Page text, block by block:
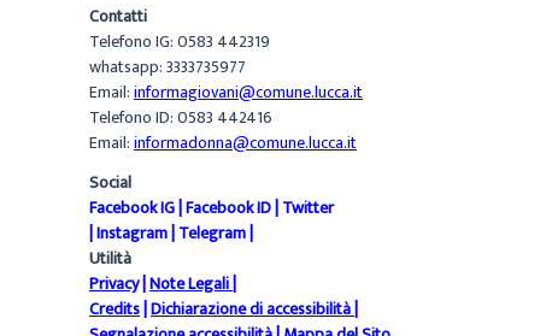
Contatti
Telefono IG: 0583 442319
whatsapp: 3333735977
Email:informagiovani@comune.lucca.it
Telefono ID: 0583 442416
Email:informadonna@comune.lucca.it
Social
Facebook IG|Facebook ID|Twitter
|Instagram|Telegram|
Utilità
Privacy|Note Legali|
Credits|Dichiarazione di accessibilità|